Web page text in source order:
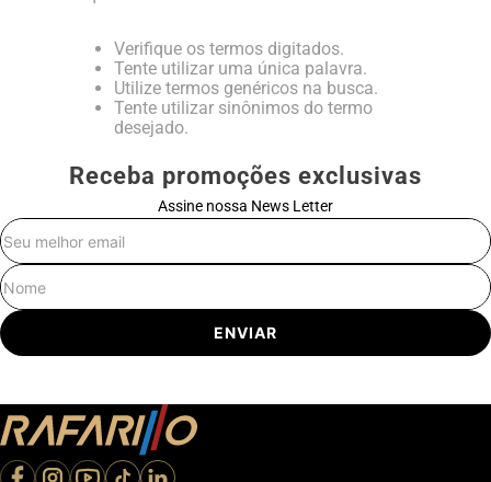
Verifique os termos digitados.
Tente utilizar uma única palavra.
Utilize termos genéricos na busca.
Tente utilizar sinônimos do termo
desejado.
Receba promoções exclusivas
Assine nossa News Letter
ENVIAR